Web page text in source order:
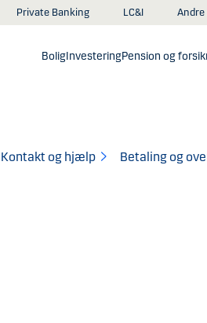
Private Banking LC&I Andre
BoligInvesteringPension og
Kontakt og hjælp Betaling og